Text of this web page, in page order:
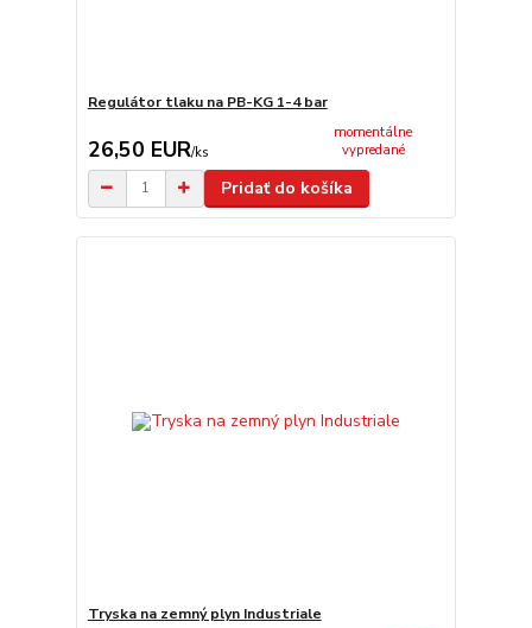
Regulátor tlaku na PB-KG 1-4 bar
26,50 EUR/ks
momentálne
vypredané
Pridať do košíka
Tryska na zemný plyn Industriale